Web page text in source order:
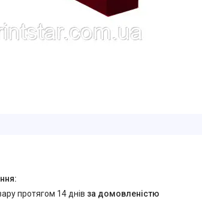
протягом 14 днів за домовленістю